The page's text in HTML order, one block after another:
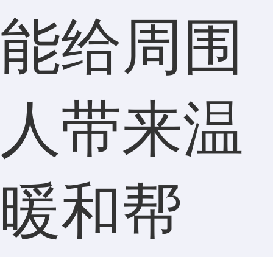
能给周围
人带来温
暖和帮